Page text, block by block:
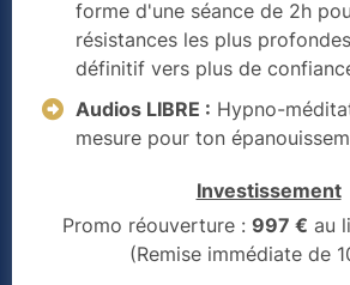
forme d'une séance de 2h
résistances les plus
définitif vers plus de
Audios LIBRE : Hypno-
mesure pour ton
Investissement
Promo réouverture : 997 € au
(Remise immédiate de